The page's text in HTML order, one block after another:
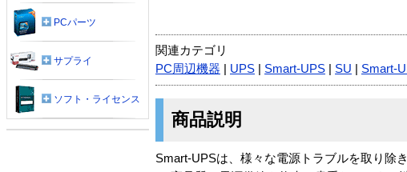
関連カテゴリ
PC周辺機器
UPS Smart-UPS SU Smart-
商品説明
Smart-UPSは、様々な電源トラブルを取り除
PCパーツ
サプライ
ソフト・ライセンス